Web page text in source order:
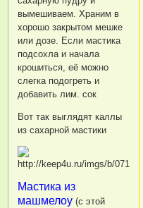
вымешиваем. Храним в
хорошо закрытом мешке
или дозе. Если мастика
подсохла и начала
крошиться, её можно
слегка подогреть и
добавить лим. сок
Вот так выглядят каллы
из сахарной мастики
Мастика из
машмелоу (с этой